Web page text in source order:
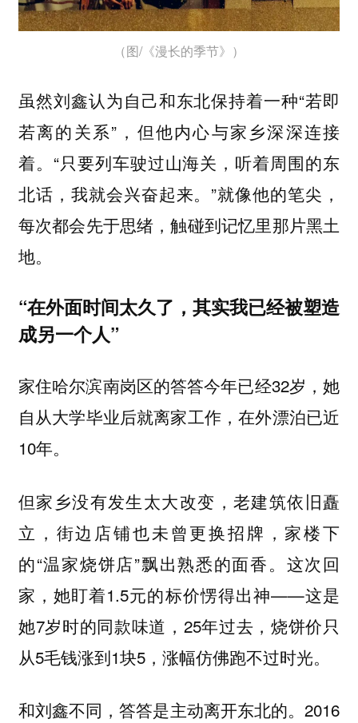
（图/《漫长的季节》）
虽然刘鑫认为自己和东北保持着一种“若即
若离的关系”，但他内心与家乡深深连接
着。“只要列车驶过山海关，听着周围的东
北话，我就会兴奋起来。”就像他的笔尖，
每次都会先于思绪，触碰到记忆里那片黑土
地。
“在外面时间太久了，其实我已经被塑造
成另一个人”
家住哈尔滨南岗区的答答今年已经32岁，她
自从大学毕业后就离家工作，在外漂泊已近
10年。
但家乡没有发生太大改变，老建筑依旧矗
立，街边店铺也未曾更换招牌，家楼下
的“温家烧饼店”飘出熟悉的面香。这次回
家，她盯着1.5元的标价愣得出神——这是
她7岁时的同款味道，25年过去，烧饼价只
从5毛钱涨到1块5，涨幅仿佛跑不过时光。
和刘鑫不同，答答是主动离开东北的。2016